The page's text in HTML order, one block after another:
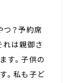
？予約席
れは親御さ
す。子供の
。私も子ど